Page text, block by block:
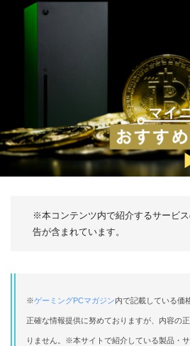
※本コンテンツ内で紹介するサービ
告が含まれています。
※ゲーミングPCマガジン内で記載している価
正確な情報提供に努めておりますが、内容の
りません。※本サイトで紹介している製品・